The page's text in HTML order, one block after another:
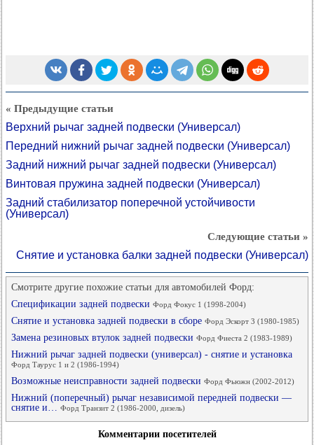
« Предыдущие статьи
Верхний рычаг задней подвески (Универсал)
Передний нижний рычаг задней подвески (Универсал)
Задний нижний рычаг задней подвески (Универсал)
Винтовая пружина задней подвески (Универсал)
Задний стабилизатор поперечной устойчивости
(Универсал)
Следующие статьи »
Снятие и установка балки задней подвески (Универсал)
Смотрите другие похожие статьи для автомобилей Форд:
Спецификации задней подвески Форд Фокус 1 (1998-2004)
Снятие и установка задней подвески в сборе Форд Эскорт 3 (1980-1985)
Замена резиновых втулок задней подвески Форд Фиеста 2 (1983-1989)
Нижний рычаг задней подвески (универсал) - снятие и установка
Форд Таурус 1 и 2 (1986-1994)
Возможные неисправности задней подвески Форд Фьюжн (2002-2012)
Нижний (поперечный) рычаг независимой передней подвески —
снятие и… Форд Транзит 2 (1986-2000, дизель)
Комментарии посетителей